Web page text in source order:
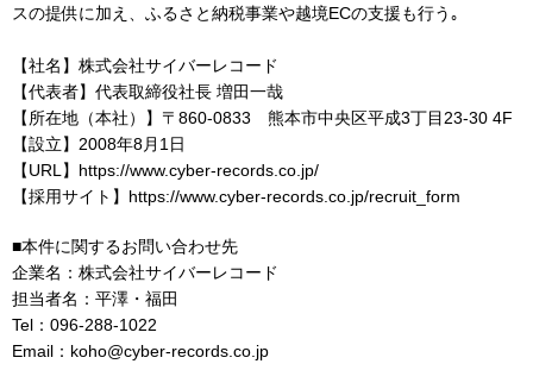
スの提供に加え、ふるさと納税事業や越境ECの支援も行う｡
【社名】株式会社サイバーレコード
【代表者】代表取締役社長 増田一哉
【所在地（本社）】〒860-0833 熊本市中央区平成3丁目23-30 4F
【設立】2008年8月1日
【URL】https://www.cyber-records.co.jp/
【採用サイト】https://www.cyber-records.co.jp/recruit_form
■本件に関するお問い合わせ先
企業名：株式会社サイバーレコード
担当者名：平澤・福田
Tel：096-288-1022
Email：koho@cyber-records.co.jp